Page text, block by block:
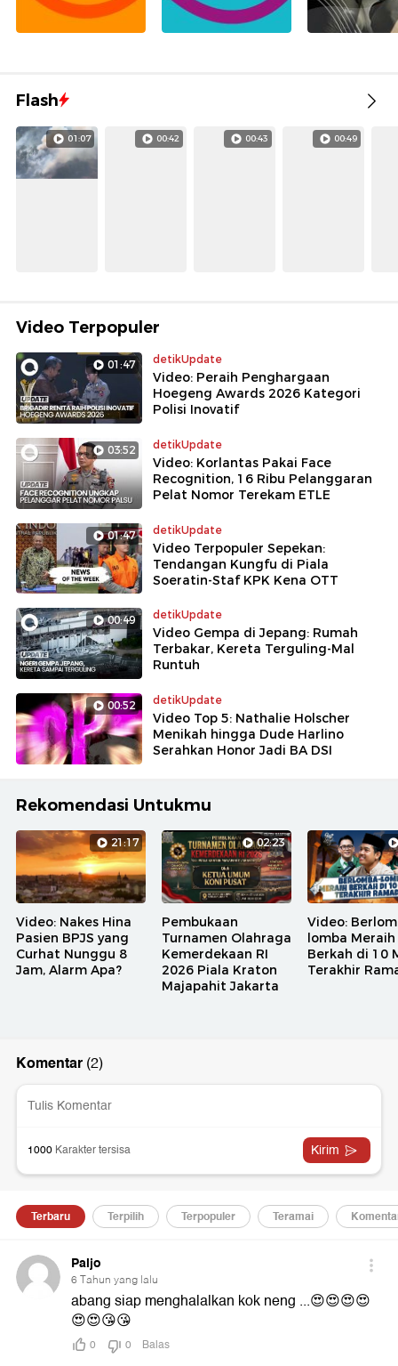
Flash
01:07 00:42 00:43 00:49
Video Terpopuler
01:47 detikUpdate
Video: Peraih Penghargaan
Hoegeng Awards 2026 Kategori
Polisi Inovatif
03:52 detikUpdate
Video: Korlantas Pakai Face
Recognition, 16 Ribu Pelanggaran
Pelat Nomor Terekam ETLE
01:47 detikUpdate
Video Terpopuler Sepekan:
Tendangan Kungfu di Piala
Soeratin-Staf KPK Kena OTT
00:49 detikUpdate
Video Gempa di Jepang: Rumah
Terbakar, Kereta Terguling-Mal
Runtuh
00:52 detikUpdate
Video Top 5: Nathalie Holscher
Menikah hingga Dude Harlino
Serahkan Honor Jadi BA DSI
Rekomendasi Untukmu
21:17
Video: Nakes Hina
Pasien BPJS yang
Curhat Nunggu 8
Jam, Alarm Apa?
02:23
Pembukaan
Turnamen Olahraga
Kemerdekaan RI
2026 Piala Kraton
Majapahit Jakarta
Video:
lomba Meraih
Berkah di 10
Terakhir